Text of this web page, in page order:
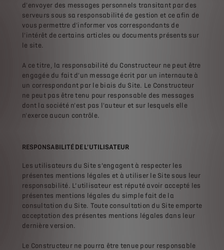
d'envoyer des messages personnels transitant par des
serveurs sous sa responsabilité de gestion et ce afin de
vous permettre d'informer vos correspondants de
l'intérêt de certains articles ou documents présents sur
le site.
A ce titre, la responsabilité du Constructeur ne peut être
engagée du fait d'un message écrit par un internaute à
un correspondant par le biais du Site. Le Constructeur
ne peut pas être tenu pour responsable des messages
dont la société n'est pas l'auteur et sur lesquels elle
n'exerce aucun contrôle.
RESPONSABILITÉ DE L’UTILISATEUR
Les utilisateurs du Site s’engagent à respecter les
présentes mentions légales et à utiliser le Site sous leur
responsabilité. L’utilisateur est réputé avoir accepté les
présentes mentions légales du simple fait de la
consultation du Site. Toute consultation du Site emporte
acceptation des présentes mentions légales dans leur
dernière version.
Le Constructeur ne pourra être tenue pour responsable